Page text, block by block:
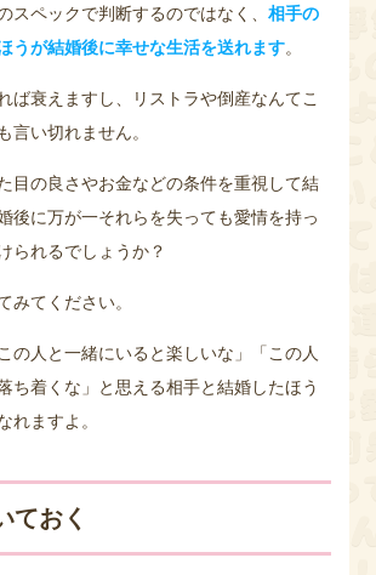
スペックで判断するのではなく、相手の
うが結婚後に幸せな生活を送れます。
ば衰えますし、リストラや倒産なんてこ
言い切れません。
目の良さやお金などの条件を重視して結
後に万が一それらを失っても愛情を持っ
られるでしょうか？
みてください。
の人と一緒にいると楽しいな」「この人
ち着くな」と思える相手と結婚したほう
れますよ。
ておく